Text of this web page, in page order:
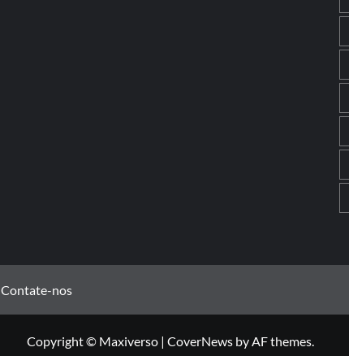
Contate-nos
Copyright © Maxiverso | CoverNews by AF themes.